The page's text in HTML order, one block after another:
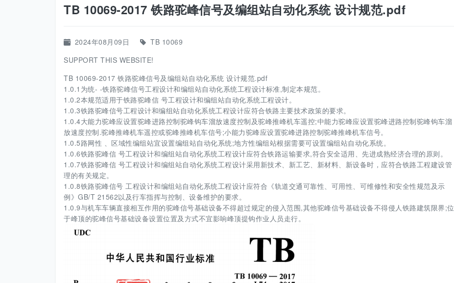
TB 10069-2017 铁路驼峰信号及编组站自动化系统 设计规范.pdf
2024年08月09日
TB 10069
SUPPORT THIS WEBSITE!
TB 10069-2017 铁路驼峰信号及编组站自动化系统 设计规范.pdf
1.0.1为统- -铁路驼峰信号工程设计和编组站自动化系统工程设计标准,制定本规范。
1.0.2本规范适用于铁路驼峰信 号工程设计和编组站自动化系统工程设计。
1.0.3铁路驼峰信号工程设计和编组站自动化系统工程设计应符合铁路主要技术政策的要求。
1.0.4大能力驼峰应设置驼峰进路控制驼峰钩车溜放速度控制及驼峰推峰机车遥控;中能力驼峰应设置驼峰进路控制驼峰钩车溜
放速度控制.驼峰推峰机车遥控或驼峰推峰机车信号;小能力驼峰应设置驼峰进路控制驼峰推峰机车信号。
1.0.5路网性 、区域性编组站宜设置编组站自动化系统;地方性编组站根据需要可设置编组站自动化系统。
1.0.6铁路驼峰信 号工程设计和编组站自动化系统工程设计应符合铁路运输要求,符合安全适用、先进成熟经济合理的原则。
1.0.7铁路驼峰信 号工程设计和编组站自动化系统工程设计采用新技术、新工艺、新材料、新设备时，应符合铁路工程建设管
理的有关规定。
1.0.8铁路驼峰信号 工程设计和编组站自动化系统工程设计应符合《轨道交通可靠性、可用性、可维修性和安全性规范及示
例》GB/T 21562以及行车指挥与控制、设备维护的要求。
1.0.9与机车车辆直接相互作用的驼峰信号基础设备不得超过规定的侵入范围,其他驼峰信号基础设备不得侵人铁路建筑限界;位
于峰顶的驼峰信号基础设备设置位置及方式不宜影响峰顶提钩作业人员走行。